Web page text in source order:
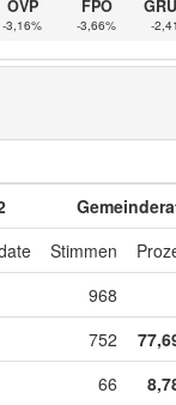
ÖVP
-3,16%
FPÖ
-3,66% -
Stimmen
968
752
66